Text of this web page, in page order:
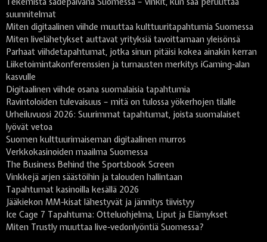
suunnitelmat
Miten digitaalinen viihde muuttaa kulttuuritapahtumia Suomessa
Miten livelähetykset auttavat yrityksiä tavoittamaan yleisönsä
Parhaat viihdetapahtumat, jotka sinun pitäisi kokea ainakin kerran
Liiketoimintakonferenssien ja turnausten merkitys iGaming-alan
kasvulle
Digitaalinen viihde osana suomalaisia tapahtumia
Ravintoloiden tulevaisuus – mitä on tulossa yökerhojen tilalle
Urheiluvuosi 2026: Suurimmat tapahtumat, joista suomalaiset
lyövät vetoa
Suomen kulttuurimaiseman digitaalinen murros
Verkkokasinoiden maailma Suomessa
The Business Behind the Sportsbook Screen
Vinkkejä arjen säästöihin ja talouden hallintaan
Tapahtumat kasinoilla kesällä 2026
Jääkiekon MM-kisat lähestyvät ja jännitys tiivistyy
Ice Cage 7 Tapahtuma: Otteluohjelma, Liput ja Elämykset
Miten Trustly muuttaa live-vedonlyöntiä Suomessa?